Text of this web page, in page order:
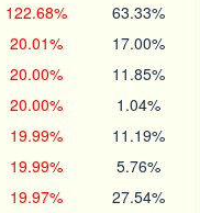
122.68% 63.33%
20.01% 17.00%
20.00% 11.85%
20.00% 1.04%
19.99% 11.19%
19.99% 5.76%
19.97% 27.54%